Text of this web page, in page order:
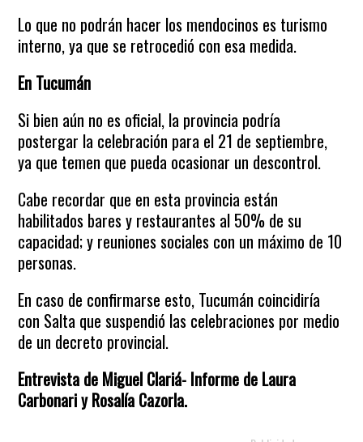
Lo que no podrán hacer los mendocinos es turismo
interno, ya que se retrocedió con esa medida.
En Tucumán
Si bien aún no es oficial, la provincia podría
postergar la celebración para el 21 de septiembre,
ya que temen que pueda ocasionar un descontrol.
Cabe recordar que en esta provincia están
habilitados bares y restaurantes al 50% de su
capacidad; y reuniones sociales con un máximo de 10
personas.
En caso de confirmarse esto, Tucumán coincidiría
con Salta que suspendió las celebraciones por medio
de un decreto provincial.
Entrevista de Miguel Clariá- Informe de Laura
Carbonari y Rosalía Cazorla.